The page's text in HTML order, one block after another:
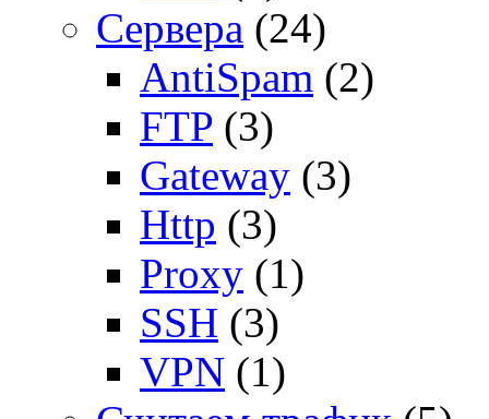
Сервера (24)
AntiSpam (2)
FTP (3)
Gateway (3)
Http (3)
Proxy (1)
SSH (3)
VPN (1)